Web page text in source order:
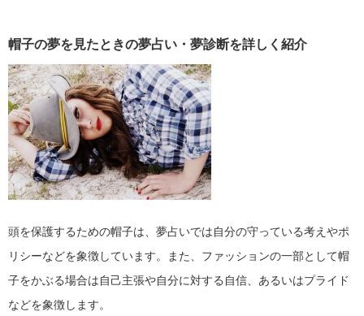
帽子の夢を見たときの夢占い・夢診断を詳しく紹介
頭を保護するための帽子は、夢占いでは自分の守っている考えやポ
リシーなどを象徴しています。また、ファッションの一部として帽
子をかぶる場合は自己主張や自分に対する自信、あるいはプライド
などを象徴します。